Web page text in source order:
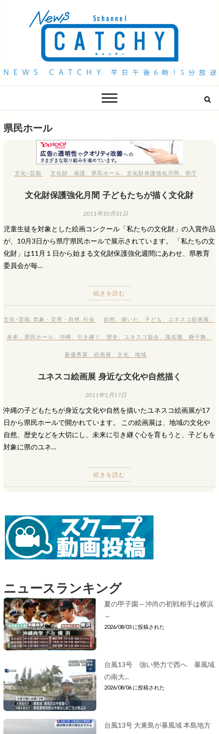
QAB NEWS Headline
県民ホール
文化･芸能 文化財 保護 県民ホール 文化財保護強化月間 県庁
文化財保護強化月間 子どもたちが描く文化財
2011年10月31日
児童生徒を対象とした絵画コンクール「私たちの文化財」の入賞作品
が、10月3日から県庁県民ホールで展示されています。 「私たちの文
化財」は11月１日から始まる文化財保護強化週間にあわせ、県教育
委員会が毎…
続きを読む
文化･芸能 ,気象・災害・自然 ,社会 自然 、描いた 、子ども ユネスコ絵画展
未来 県民ホール 沖縄 引き継ぐ 歴史 ユネスコ協会 識名園 獅子舞
最優秀賞 、絵画展 、文化 、地域
ユネスコ絵画展 身近な文化や自然描く
2011年1月17日
沖縄の子どもたちが身近な文化や自然を描いたユネスコ絵画展が17
日から県民ホールで開かれています。 この絵画展は、地域の文化や
自然、歴史などを大切にし、未来に引き継ぐ心を育もうと、子どもを
対象に県のユネ…
続きを読む
ニュースランキング
夏の甲子園～沖尚の初戦相手は横浜
～
2026/08/03 に投稿された
台風13号 強い勢力で西へ 暴風域
の南大...
2026/08/06 に投稿された
台風13号 大東島が暴風域 本島地方